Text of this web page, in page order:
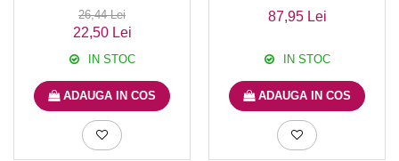
26,44 Lei
22,50 Lei
IN STOC
ADAUGA IN COS
87,95 Lei
IN STOC
ADAUGA IN COS